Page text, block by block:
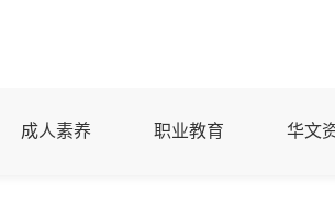
成人素养 职业教育 华文